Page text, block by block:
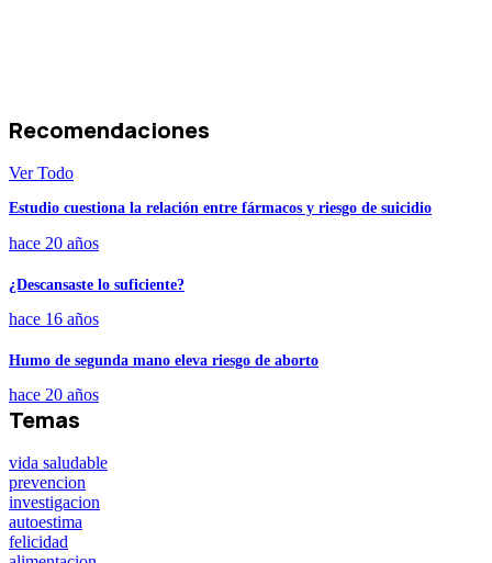
Recomendaciones
Ver Todo
Estudio cuestiona la relación entre fármacos y riesgo de suicidio
hace 20 años
¿Descansaste lo suficiente?
hace 16 años
Humo de segunda mano eleva riesgo de aborto
hace 20 años
Temas
vida saludable
prevencion
investigacion
autoestima
felicidad